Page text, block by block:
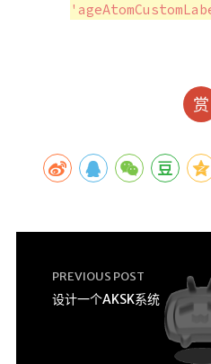
赏
PREVIOUS POST
设计一个AKSK系统